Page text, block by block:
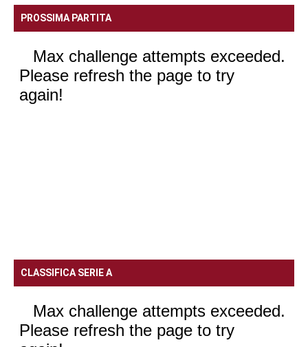
PROSSIMA PARTITA
CLASSIFICA SERIE A